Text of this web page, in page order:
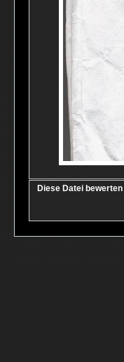
Diese Datei bewerten